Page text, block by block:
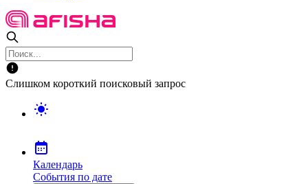
Слишком короткий поисковый запрос
Календарь
События по дате